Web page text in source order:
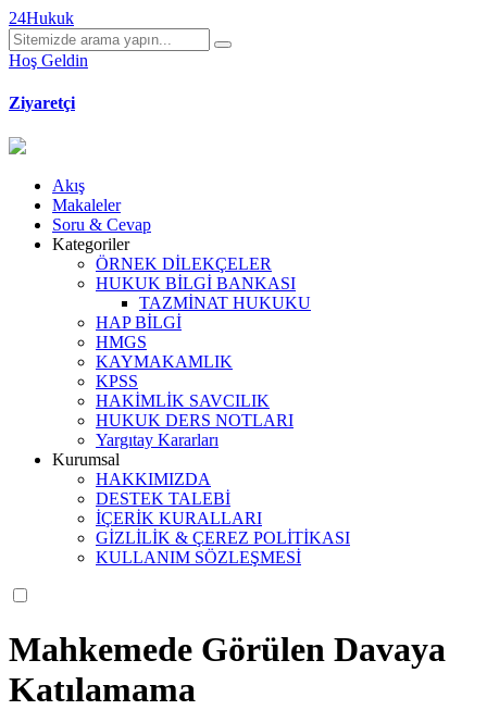
24Hukuk
Hoş Geldin
Ziyaretçi
Akış
Makaleler
Soru & Cevap
Kategoriler
ÖRNEK DİLEKÇELER
HUKUK BİLGİ BANKASI
TAZMİNAT HUKUKU
HAP BİLGİ
HMGS
KAYMAKAMLIK
KPSS
HAKİMLİK SAVCILIK
HUKUK DERS NOTLARI
Yargıtay Kararları
Kurumsal
HAKKIMIZDA
DESTEK TALEBİ
İÇERİK KURALLARI
GİZLİLİK & ÇEREZ POLİTİKASI
KULLANIM SÖZLEŞMESİ
Mahkemede Görülen Davaya
Katılamama